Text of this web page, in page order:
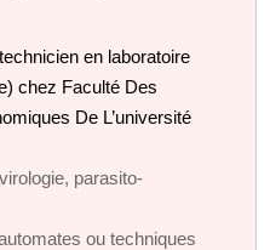
en laboratoire
chez Faculté Des
De L’université
parasito-
ou techniques